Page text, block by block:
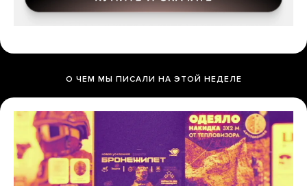
О ЧЕМ МЫ ПИСАЛИ НА ЭТОЙ НЕДЕЛЕ